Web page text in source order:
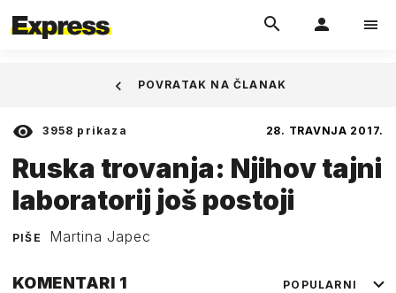
3958 prikaza 28. TRAVNJA 2017.
Ruska trovanja: Njihov tajni
laboratorij još postoji
PIŠE Martina Japec
POVRATAK NA ČLANAK
KOMENTARI 1 POPULARNI